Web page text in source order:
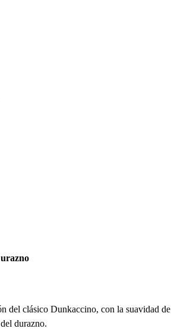
del clásico Dunkaccino, con la suavidad de
durazno.